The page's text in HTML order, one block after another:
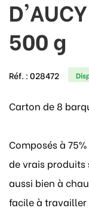
500 g
Réf. :028472
Carton de 8
Composés à
de vrais
aussi bien à
facile à travailler